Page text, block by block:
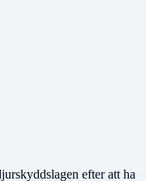
efter att ha